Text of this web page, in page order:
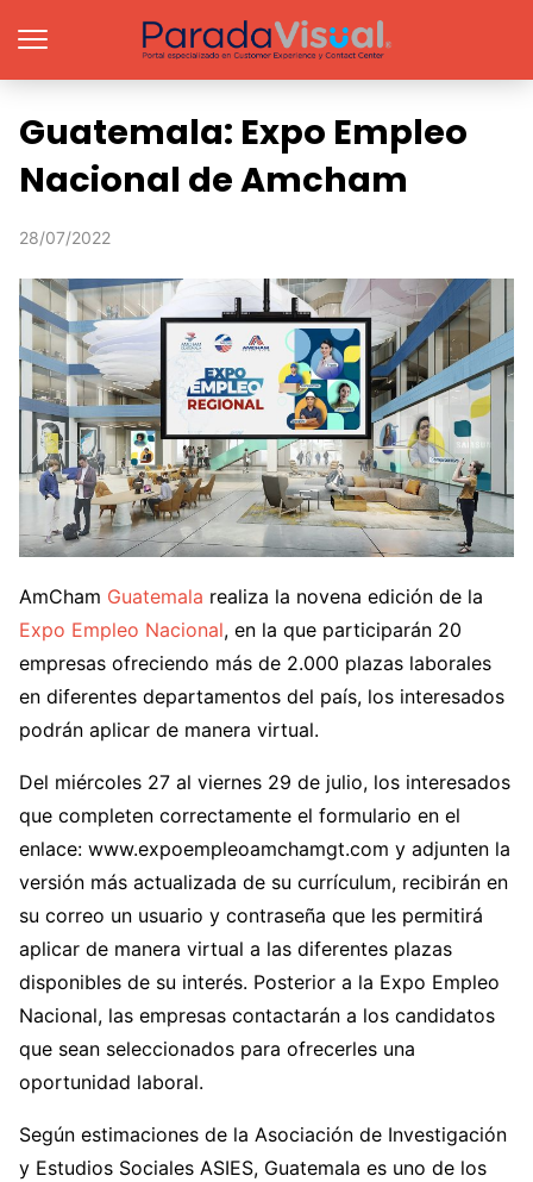
Guatemala: Expo Empleo
Nacional de Amcham
28/07/2022
AmCham Guatemala realiza la novena edición de la
Expo Empleo Nacional, en la que participarán 20
empresas ofreciendo más de 2.000 plazas laborales
en diferentes departamentos del país, los interesados
podrán aplicar de manera virtual.
Del miércoles 27 al viernes 29 de julio, los interesados
que completen correctamente el formulario en el
enlace: www.expoempleoamchamgt.com y adjunten la
versión más actualizada de su currículum, recibirán en
su correo un usuario y contraseña que les permitirá
aplicar de manera virtual a las diferentes plazas
disponibles de su interés. Posterior a la Expo Empleo
Nacional, las empresas contactarán a los candidatos
que sean seleccionados para ofrecerles una
oportunidad laboral.
Según estimaciones de la Asociación de Investigación
y Estudios Sociales ASIES, Guatemala es uno de los